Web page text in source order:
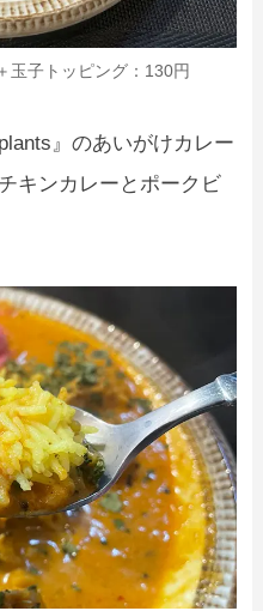
玉子トッピング：130円
』のあいがけカレー
キンカレーとポークビ